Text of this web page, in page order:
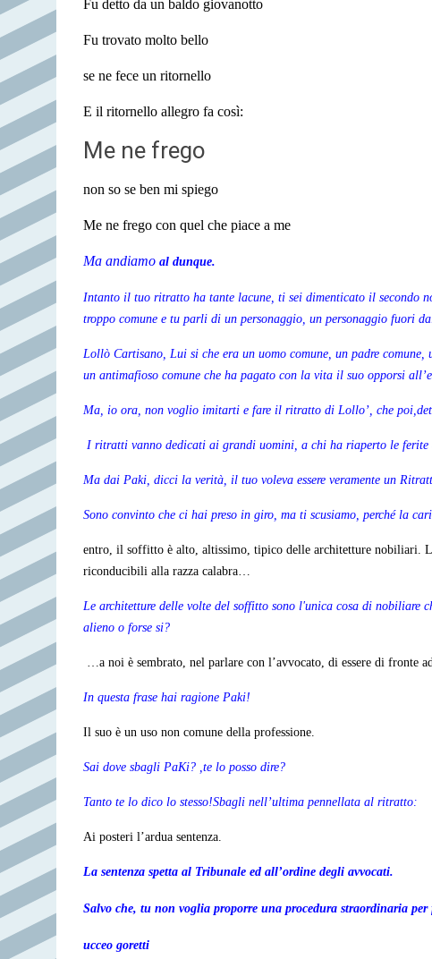
Fu detto da un baldo giovanotto
Fu trovato molto bello
se ne fece un ritornello
E il ritornello allegro fa così:
Me ne frego
non so se ben mi spiego
Me ne frego con quel che piace a me
Ma andiamo al dunque.
Intanto il tuo ritratto ha tante lacune, ti sei dimenticato il secondo
troppo comune e tu parli di un personaggio, un personaggio fuori
Lollò Cartisano, Lui si che era un uomo comune, un padre
un antimafioso comune che ha pagato con la vita il suo opporsi
Ma, io ora, non voglio imitarti e fare il ritratto di Lollo’, che
I ritratti vanno dedicati ai grandi uomini, a chi ha riaperto le
Ma dai Paki, dicci la verità, il tuo voleva essere veramente un
Sono convinto che ci hai preso in giro, ma ti scusiamo, perché la
entro, il soffitto è alto, altissimo, tipico delle architetture nobiliari.
riconducibili alla razza calabra…
Le architetture delle volte del soffitto sono l'unica cosa di
alieno o forse si?
…a noi è sembrato, nel parlare con l’avvocato, di essere di fronte
In questa frase hai ragione Paki!
Il suo è un uso non comune della professione.
Sai dove sbagli PaKi? ,te lo posso dire?
Tanto te lo dico lo stesso!Sbagli nell’ultima pennellata al ritratto:
Ai posteri l’ardua sentenza.
La sentenza spetta al Tribunale ed all’ordine degli avvocati.
Salvo che, tu non voglia proporre una procedura straordinaria
ucceo goretti